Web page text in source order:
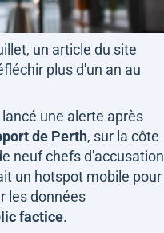
un article du site
plus d'un an au
une alerte après
de Perth, sur la côte
neuf chefs d'accusation
un hotspot mobile pour
les données
factice.